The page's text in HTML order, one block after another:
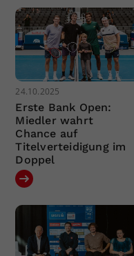
24.10.2025
Erste Bank Open:
Miedler wahrt
Chance auf
Titelverteidigung im
Doppel